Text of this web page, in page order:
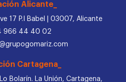
Alicante_
17 P.I Babel | 03007, Alicante
966 44 40 02
Cartagena_
Bolarín. La Unión, Cartagena,